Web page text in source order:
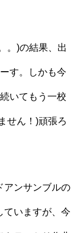
。)の結果、出
す。しかも今
いてもう一校
せん！)頑張ろ
アンサンブルの
ていますが、今